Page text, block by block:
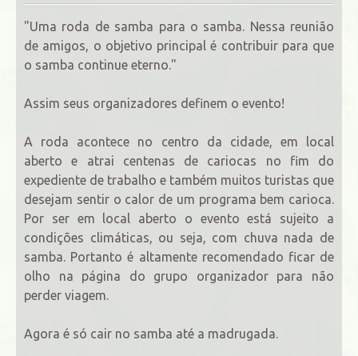
"Uma roda de samba para o samba. Nessa reunião
de amigos, o objetivo principal é contribuir para que
o samba continue eterno."
Assim seus organizadores definem o evento!
A roda acontece no centro da cidade, em local
aberto e atrai centenas de cariocas no fim do
expediente de trabalho e também muitos turistas que
desejam sentir o calor de um programa bem carioca.
Por ser em local aberto o evento está sujeito a
condições climáticas, ou seja, com chuva nada de
samba. Portanto é altamente recomendado ficar de
olho na página do grupo organizador para não
perder viagem.
Agora é só cair no samba até a madrugada.